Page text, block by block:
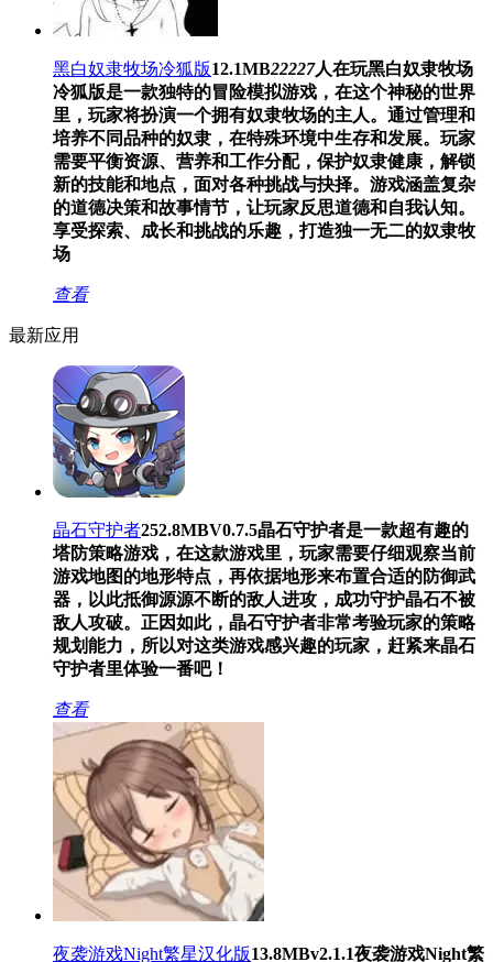
黑白奴隶牧场冷狐版12.1MB22227人在玩黑白奴隶牧场
冷狐版是一款独特的冒险模拟游戏，在这个神秘的世界
里，玩家将扮演一个拥有奴隶牧场的主人。通过管理和
培养不同品种的奴隶，在特殊环境中生存和发展。玩家
需要平衡资源、营养和工作分配，保护奴隶健康，解锁
新的技能和地点，面对各种挑战与抉择。游戏涵盖复杂
的道德决策和故事情节，让玩家反思道德和自我认知。
享受探索、成长和挑战的乐趣，打造独一无二的奴隶牧
场
查看
最新应用
晶石守护者252.8MBV0.7.5晶石守护者是一款超有趣的
塔防策略游戏，在这款游戏里，玩家需要仔细观察当前
游戏地图的地形特点，再依据地形来布置合适的防御武
器，以此抵御源源不断的敌人进攻，成功守护晶石不被
敌人攻破。正因如此，晶石守护者非常考验玩家的策略
规划能力，所以对这类游戏感兴趣的玩家，赶紧来晶石
守护者里体验一番吧！
查看
夜袭游戏Night繁星汉化版13.8MBv2.1.1夜袭游戏Night繁